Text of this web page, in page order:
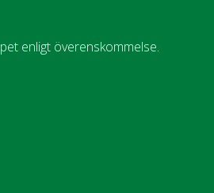
enligt överenskommelse.